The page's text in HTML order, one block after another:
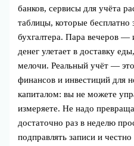
банков, сервисы для учёта
таблицы, которые бесплатно
бухгалтера. Пара вечеров —
денег улетает в доставку
мелочи. Реальный учёт —
финансов и инвестиций для
капиталом: вы не можете
измеряете. Не надо
достаточно раз в неделю
подправлять записи и